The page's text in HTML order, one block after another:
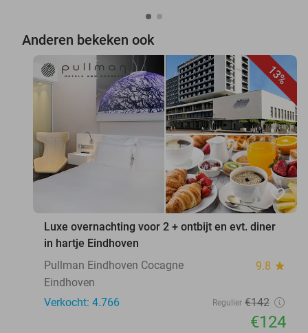
Anderen bekeken ook
13%
favorite_border
Luxe overnachting voor 2 + ontbijt en evt. diner
in hartje Eindhoven
Pullman Eindhoven Cocagne
9.8 star
Eindhoven
Verkocht: 4.766
Regulier €142
€124